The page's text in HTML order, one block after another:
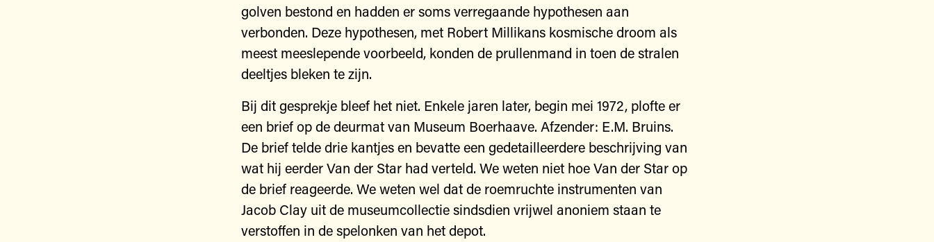
golven bestond en hadden er soms verregaande hypothesen aan
verbonden. Deze hypothesen, met Robert Millikans kosmische droom als
meest meeslepende voorbeeld, konden de prullenmand in toen de stralen
deeltjes bleken te zijn.
Bij dit gesprekje bleef het niet. Enkele jaren later, begin mei 1972, plofte er
een brief op de deurmat van Museum Boerhaave. Afzender: E.M. Bruins.
De brief telde drie kantjes en bevatte een gedetailleerdere beschrijving van
wat hij eerder Van der Star had verteld. We weten niet hoe Van der Star op
de brief reageerde. We weten wel dat de roemruchte instrumenten van
Jacob Clay uit de museumcollectie sindsdien vrijwel anoniem staan te
verstoffen in de spelonken van het depot.